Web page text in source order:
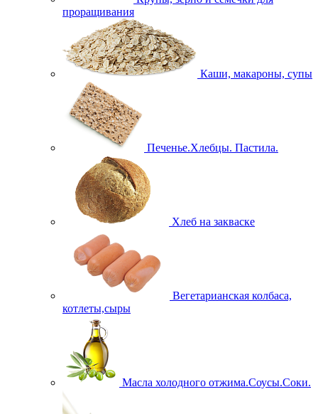
проращивания
Каши, макароны, супы
Печенье.Хлебцы. Пастила.
Хлеб на закваске
Вегетарианская колбаса,
котлеты,сыры
Масла холодного отжима.Соусы.Соки.